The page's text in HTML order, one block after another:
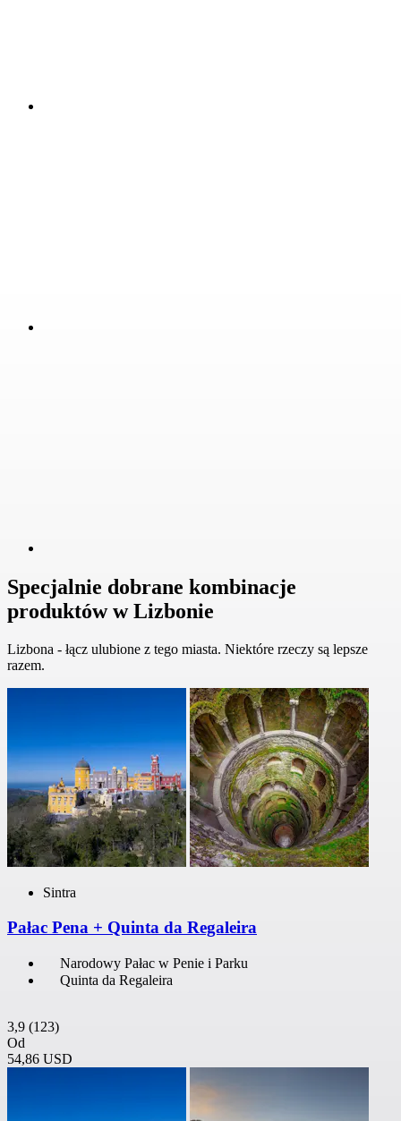
Specjalnie dobrane kombinacje
produktów w Lizbonie
Lizbona - łącz ulubione z tego miasta. Niektóre rzeczy są lepsze
razem.
Sintra
Pałac Pena + Quinta da Regaleira
Narodowy Pałac w Penie i Parku
Quinta da Regaleira
3,9 (123)
Od
54,86 USD